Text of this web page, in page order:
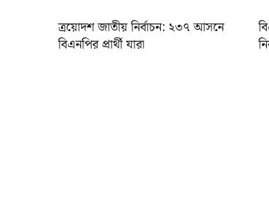
ত্রয়োদশ জাতীয় নির্বাচন: ২৩৭ আসনে
বিএনপির প্রার্থী যারা